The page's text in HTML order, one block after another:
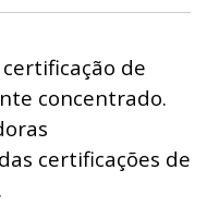
de
concentrado.
certificações de